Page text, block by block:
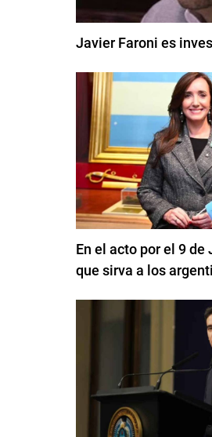
Javier Faroni es
En el acto por el 9
que sirva a los